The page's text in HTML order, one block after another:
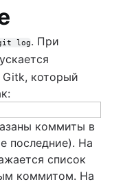
Nuance
Git
в Git:
совет
процессы и советы
log. При
Gitk, который
коммиты в
последние). На
список
коммитом. На